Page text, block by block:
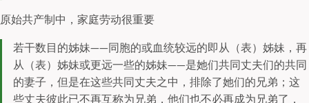
原始共产制中，家庭劳动很重要
若干数目的姊妹——同胞的或血统较远的即从（表）姊妹，再
从（表）姊妹或更远一些的姊妹——是她们共同丈夫们的共同
的妻子，但是在这些共同丈夫之中，排除了她们的兄弟；这
些丈夫彼此已不再互称为兄弟，他们也不必再成为兄弟了，